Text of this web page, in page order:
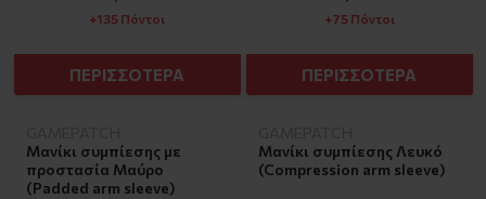
+135 Πόντοι
ΠΕΡΙΣΣΟΤΕΡΑ
+75 Πόντοι
ΠΕΡΙΣΣΟΤΕΡΑ
Μανίκι συμπίεσης με
προστασία Μαύρο
(Padded arm sleeve)
Μανίκι συμπίεσης Λευκό
(Compression arm sleeve)